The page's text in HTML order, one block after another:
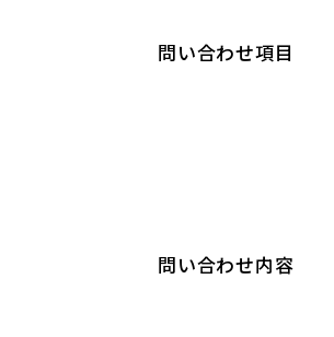
問い合わせ項目
問い合わせ内容